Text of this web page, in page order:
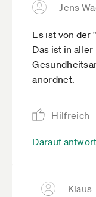
Jens
Es ist von der
Das ist in
anordnet.
Hilfreich
Darauf
Klaus